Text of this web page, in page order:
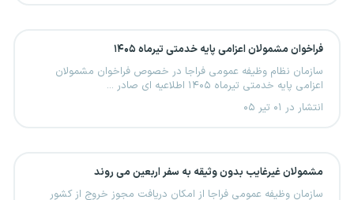
فراخوان مشمولان اعزامی پایه خدمتی تیرماه ۱۴۰۵
سازمان نظام وظیفه عمومی فراجا در خصوص فراخوان مشمولان
اعزامی پایه خدمتی تیرماه ۱۴۰۵ اطلاعیه ای صادر ...
انتشار در ۰۱ تیر ۰۵
مشمولان غیرغایب بدون وثیقه به سفر اربعین می روند
سازمان وظیفه عمومی فراجا از امکان دریافت مجوز خروج از کشور